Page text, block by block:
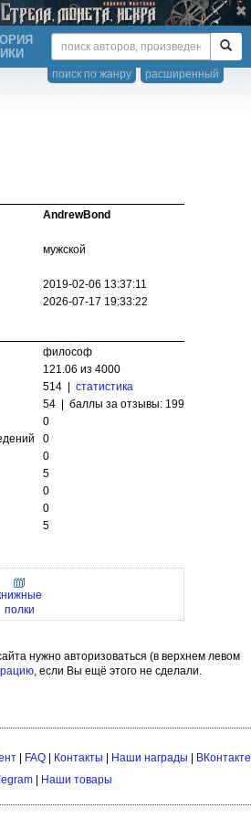
расширенный
поиск по жанру
AndrewBond
мужской
2019-02-06 13:37:11
2026-07-17 19:33:22
философ
121.06 из 4000
514 | статистика
54 | баллы за отзывы: 199
0
0
0
5
0
0
5
полки
нужно авторизоваться (в верхнем левом
, если Вы ещё этого не сделали.
| FAQ| Контакты Наши награды
ВКонтакте
Наши товары